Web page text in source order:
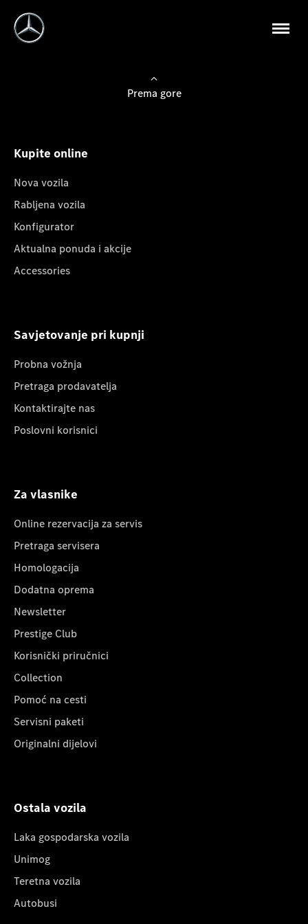
Prema gore
Kupite online
Nova vozila
Rabljena vozila
Konfigurator
Aktualna ponuda i akcije
Accessories
Savjetovanje pri kupnji
Probna vožnja
Pretraga prodavatelja
Kontaktirajte nas
Poslovni korisnici
Za vlasnike
Online rezervacija za servis
Pretraga servisera
Homologacija
Dodatna oprema
Newsletter
Prestige Club
Korisnički priručnici
Collection
Pomoć na cesti
Servisni paketi
Originalni dijelovi
Ostala vozila
Laka gospodarska vozila
Unimog
Teretna vozila
Autobusi